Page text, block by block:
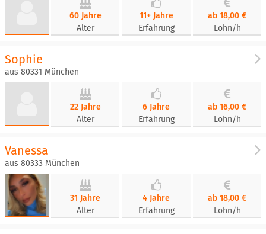
60 Jahre
Alter
11+ Jahre
Erfahrung
ab 18,00 €
Lohn/h
Sophie
aus 80331 München
22 Jahre
Alter
6 Jahre
Erfahrung
ab 16,00 €
Lohn/h
Vanessa
aus 80333 München
31 Jahre
Alter
4 Jahre
Erfahrung
ab 18,00 €
Lohn/h